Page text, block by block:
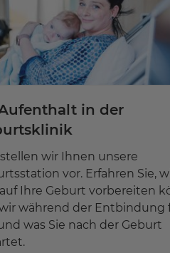
Kontakt aufnehmen
Jetzt Route planen
Tel.:
+49 3991 77 19 88
Kontakt aufnehmen
in der
stellen wir Ihnen unsere
vor. Erfahren Sie,
Ihre Geburt vorbereiten
während der Entbindung
was Sie nach der Geburt